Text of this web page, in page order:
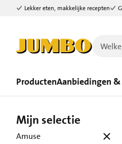
Ga naar zoeken
Ga naar hoofdinhoud
Lekker eten, makkelijke recepten
ProductenAanbiedingen
Mijn selectie
Amuse